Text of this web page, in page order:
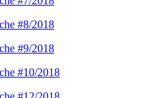
#8/2018
#9/2018
#10/2018